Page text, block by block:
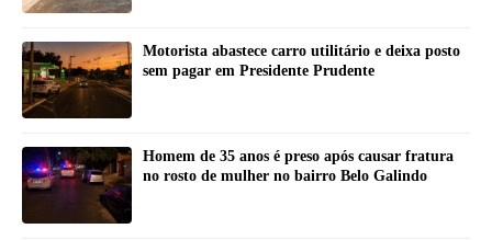
Motorista abastece carro utilitário e deixa posto
sem pagar em Presidente Prudente
Homem de 35 anos é preso após causar fratura
no rosto de mulher no bairro Belo Galindo